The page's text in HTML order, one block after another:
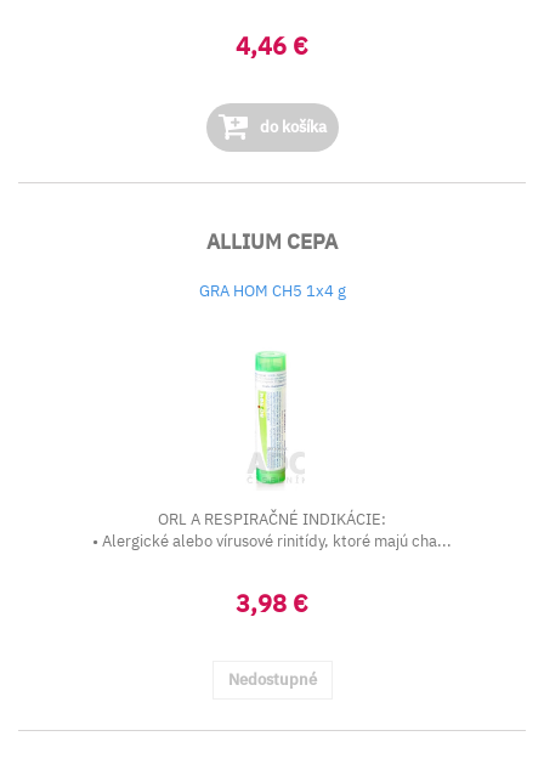
4,46 €
do košíka
ALLIUM CEPA
GRA HOM CH5 1x4 g
ORL A RESPIRAČNÉ INDIKÁCIE:
• Alergické alebo vírusové rinitídy, ktoré majú cha...
3,98 €
Nedostupné